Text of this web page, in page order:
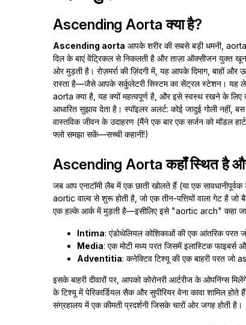
Ascending Aorta क्या है?
Ascending aorta आपके शरीर की सबसे बड़ी धमनी,
दिल के बाएं वेंट्रिकल से निकलती है और ताज़ा ऑक्सीजन युक्त
ओर मुड़ती है। रोज़मर्रा की ज़िंदगी में, यह आपके दिमाग, बाहों
रास्ता है—जैसे आपके सर्कुलेटरी सिस्टम का सेंट्रल स्टेशन। यह
aorta क्या है, यह क्यों महत्वपूर्ण है, और इसे स्वस्थ रखने के लिए
आधारित सुझाव देता है। स्पॉइलर अलर्ट: कोई जादुई गोली नहीं,
वास्तविक जीवन के उदाहरण (मैंने एक बार एक सर्जन को मॉडल
फ्लो समझा सकें—सच्ची कहानी!)
Ascending Aorta कहाँ स्थित है
जब आप एनाटॉमी लैब में एक छाती खोलते हैं (या एक
aortic वाल्व से शुरू होती है, जो एक तीन-पत्तियों वाला गेट है
एक हल्के आर्क में मुड़ती है—इसीलिए इसे "aortic arch" कहा
Intima: एंडोथेलियल कोशिकाओं की एक आंतरिक परत
Media: एक मोटी मध्य परत जिसमें इलास्टिक
Adventitia: कनेक्टिव टिश्यू की एक बाहरी परत
इसके बाहरी दीवारों पर, आपको कोरोनरी आर्टरीज के ओपनिंग्स
के टिश्यू में पेरिकार्डियल सैक और सुपीरियर वेना कावा शामिल
संग्रहालय में एक कीमती प्रदर्शनी जिसके चारों ओर जगह होती है।